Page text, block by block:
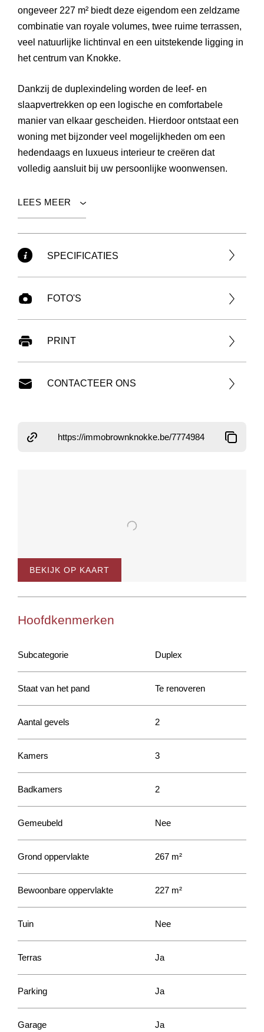
ongeveer 227 m² biedt deze eigendom een zeldzame
combinatie van royale volumes, twee ruime terrassen,
veel natuurlijke lichtinval en een uitstekende ligging in
het centrum van Knokke.
Dankzij de duplexindeling worden de leef- en
slaapvertrekken op een logische en comfortabele
manier van elkaar gescheiden. Hierdoor ontstaat een
woning met bijzonder veel mogelijkheden om een
hedendaags en luxueus interieur te creëren dat
volledig aansluit bij uw persoonlijke woonwensen.
LEES MEER
SPECIFICATIES
FOTO'S
PRINT
CONTACTEER ONS
https://immobrownknokke.be/7774984
BEKIJK OP KAART
Hoofdkenmerken
Subcategorie Duplex
Staat van het pand Te renoveren
Aantal gevels 2
Kamers 3
Badkamers 2
Gemeubeld Nee
Grond oppervlakte 267 m²
Bewoonbare oppervlakte 227 m²
Tuin Nee
Terras Ja
Parking Ja
Garage Ja